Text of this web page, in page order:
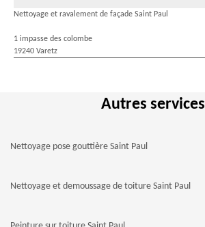
Nettoyage et ravalement de façade Saint Paul
1 impasse des colombe
19240 Varetz
Autres services
Nettoyage pose gouttière Saint Paul
Nettoyage et demoussage de toiture Saint Paul